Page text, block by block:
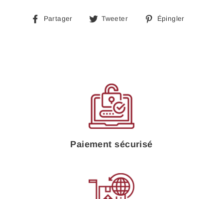
Partager
PartagerTweeter
TweeterÉpingler
Paiement sécurisé